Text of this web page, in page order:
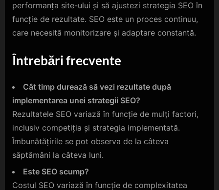
performanța site-ului și să ajustezi strategia SEO în
funcție de rezultate. SEO este un proces continuu,
care necesită monitorizare și adaptare constantă.
Întrebări frecvente
Cât timp durează să vezi rezultate după
implementarea unei strategii SEO?
Rezultatele SEO variază în funcție de mulți factori,
inclusiv competiția și strategia implementată.
Îmbunătățirile se pot observa de la câteva
săptămâni la câteva luni.
Este SEO scump?
Costul SEO variază în funcție de complexitatea